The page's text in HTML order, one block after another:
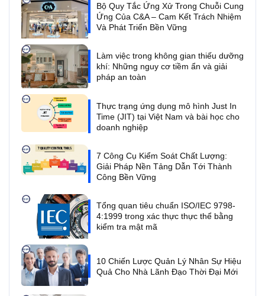
Bộ Quy Tắc Ứng Xử Trong Chuỗi Cung
Ứng Của C&A – Cam Kết Trách Nhiệm
Và Phát Triển Bền Vững
Làm việc trong không gian thiếu dưỡng
khí: Những nguy cơ tiềm ẩn và giải
pháp an toàn
Thực trạng ứng dụng mô hình Just In
Time (JIT) tại Việt Nam và bài học cho
doanh nghiệp
7 Công Cụ Kiểm Soát Chất Lượng:
Giải Pháp Nền Tảng Dẫn Tới Thành
Công Bền Vững
Tổng quan tiêu chuẩn ISO/IEC 9798-
4:1999 trong xác thực thực thể bằng
kiểm tra mật mã
10 Chiến Lược Quản Lý Nhân Sự Hiệu
Quả Cho Nhà Lãnh Đạo Thời Đại Mới